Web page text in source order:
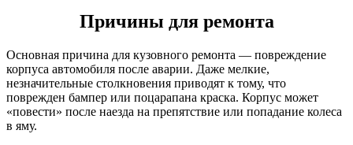
Причины для ремонта
Основная причина для кузовного ремонта — повреждение
корпуса автомобиля после аварии. Даже мелкие,
незначительные столкновения приводят к тому, что
поврежден бампер или поцарапана краска. Корпус может
«повести» после наезда на препятствие или попадание колеса
в яму.